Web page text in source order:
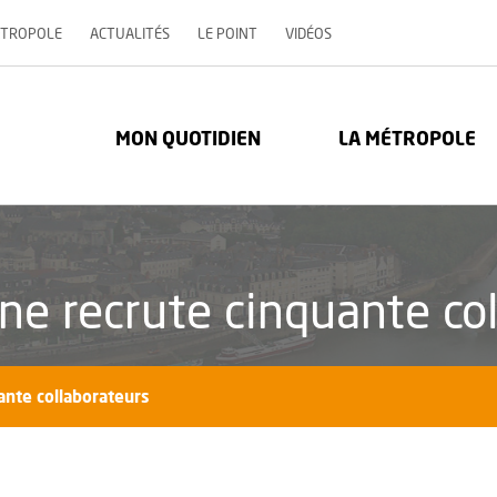
ACTUALITÉS LE POINT VIDÉOS, OUVRE UNE NOUVELLE
Métropole - Communauté urbaine : Retour à l'accueil
MON QUOTIDIEN LA MÉTROPOLE
recrute cinquante
collaborateurs